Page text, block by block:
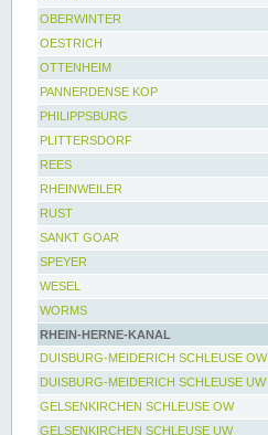
OBERWINTER
OESTRICH
OTTENHEIM
PANNERDENSE KOP
PHILIPPSBURG
PLITTERSDORF
REES
RHEINWEILER
RUST
SANKT GOAR
SPEYER
WESEL
WORMS
RHEIN-HERNE-KANAL
DUISBURG-MEIDERICH SCHLEUSE OW
DUISBURG-MEIDERICH SCHLEUSE UW
GELSENKIRCHEN SCHLEUSE OW
GELSENKIRCHEN SCHLEUSE UW